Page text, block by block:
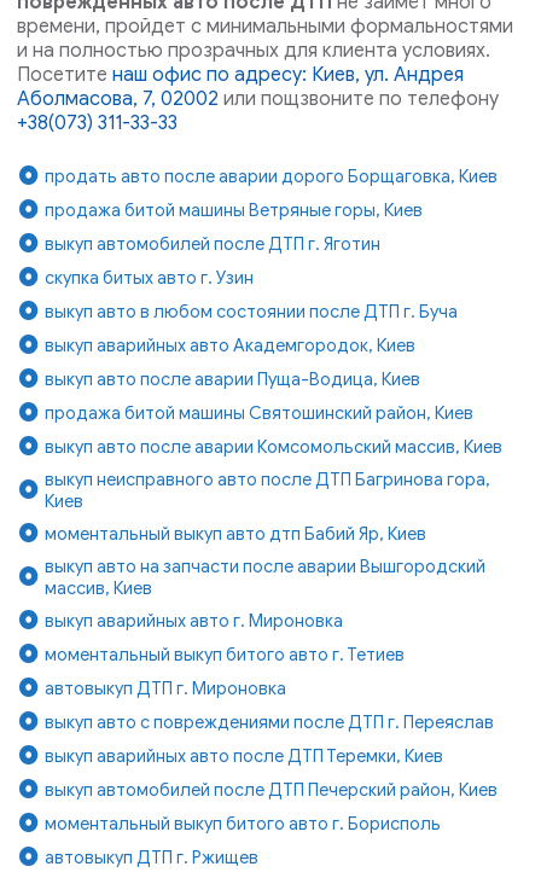
времени, пройдет с минимальными формальностями
и на полностью прозрачных для клиента условиях.
Посетитенаш офис по адресу: Киев, ул. Андрея
Аболмасова, 7, 02002 или пощзвоните по телефону
+38(073) 311-33-33
продать авто после аварии дорого Борщаговка, Киев
продажа битой машины Ветряные горы, Киев
выкуп автомобилей после ДТП г. Яготин
скупка битых авто г. Узин
выкуп авто в любом состоянии после ДТП г. Буча
выкуп аварийных авто Академгородок, Киев
выкуп авто после аварии Пуща-Водица, Киев
продажа битой машины Святошинский район, Киев
выкуп авто после аварии Комсомольский массив, Киев
выкуп неисправного авто после ДТП Багринова гора,
Киев
моментальный выкуп авто дтп Бабий Яр, Киев
выкуп авто на запчасти после аварии Вышгородский
массив, Киев
выкуп аварийных авто г. Мироновка
моментальный выкуп битого авто г. Тетиев
автовыкуп ДТП г. Мироновка
выкуп авто с повреждениями после ДТП г. Переяслав
выкуп аварийных авто после ДТП Теремки, Киев
выкуп автомобилей после ДТП Печерский район, Киев
моментальный выкуп битого авто г. Борисполь
автовыкуп ДТП г. Ржищев